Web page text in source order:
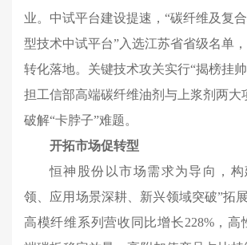
业。中试平台建设提速，“碳纤维及复
型技术中试平台”入选江苏省省级名单
转化落地。关键技术攻关实行“揭榜挂帅
担工信部高端碳纤维油剂与上浆剂两大
破解“卡脖子”难题。
开拓市场促转型
恒神股份以市场需求为导向，构
领、应用场景深耕、新兴领域突破”拓
高模纤维系列营收同比增长228%，高